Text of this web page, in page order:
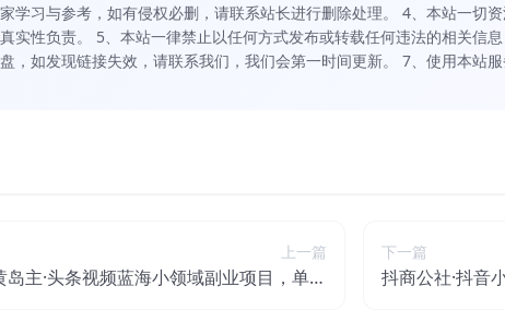
学习与参考，如有侵权必删，请联系站长进行删除处理。 4、本站一切
实性负责。 5、本站一律禁止以任何方式发布或转载任何违法的相关信
，如发现链接失效，请联系我们，我们会第一时间更新。 7、使用本站
上一篇
岛主·头条视频蓝海小领域副业项目，单号
下一篇
抖商公社·抖音